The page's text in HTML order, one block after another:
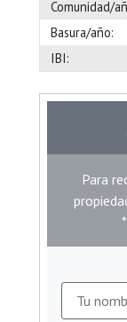
Comunidad/
Basura/año:
IBI:
Para